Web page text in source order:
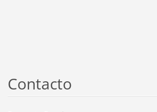
Contacto